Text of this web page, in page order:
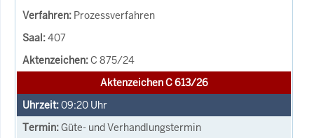
Prozessverfahren
407
C 875/24
Aktenzeichen C 613/26
09:20 Uhr
Güte- und Verhandlungstermin